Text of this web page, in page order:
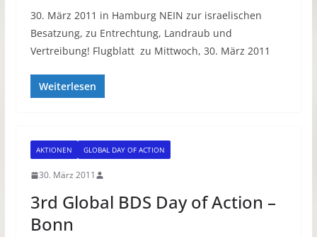
30. März 2011 in Hamburg NEIN zur israelischen
Besatzung, zu Entrechtung, Landraub und
Vertreibung! Flugblatt zu Mittwoch, 30. März 2011
Weiterlesen
AKTIONEN GLOBAL DAY OF ACTION
30. März 2011
3rd Global BDS Day of Action –
Bonn